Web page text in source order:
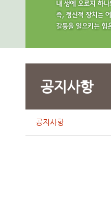
공지사항
공지사항